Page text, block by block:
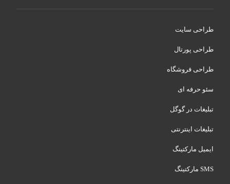
طراحی سایت
طراحی پورتال
طراحی فروشگاه
سئو حرفه ای
تبلیغات در گوگل
تبلیغات اینترنتی
ایمیل مارکتینگ
SMS مارکتینگ